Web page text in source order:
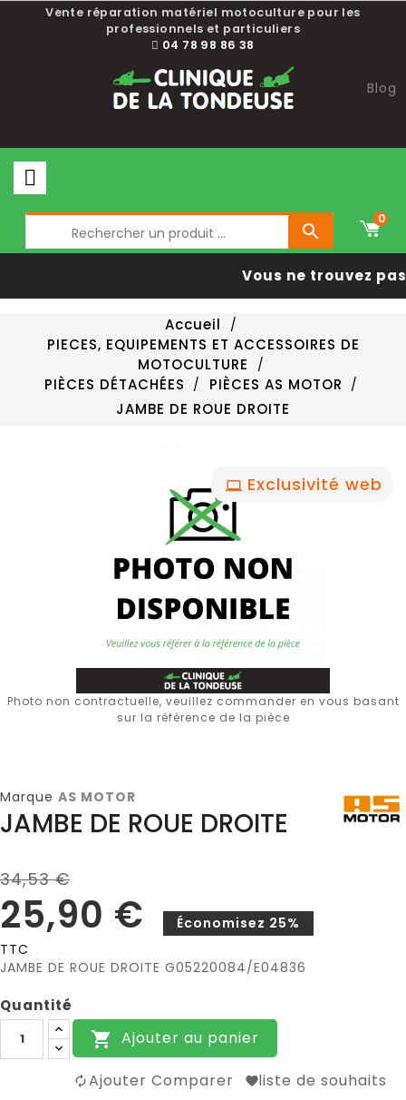
Vente réparation matériel motoculture pour les
professionnels et particuliers
04 78 98 86 38
Blog

0
Vous ne trouvez
Accueil
PIECES, EQUIPEMENTS ET ACCESSOIRES DE
MOTOCULTURE
PIÈCES DÉTACHÉES
PIÈCES AS MOTOR
JAMBE DE ROUE DROITE
Exclusivité web
Photo non contractuelle, veuillez commander en vous basant
sur la référence de la pièce
Marque AS MOTOR
JAMBE DE ROUE DROITE
34,53 €
25,90 €
Économisez 25%
TTC
JAMBE DE ROUE DROITE G05220084/E04836
Quantité
 Ajouter au panier
Ajouter Comparer liste de souhaits